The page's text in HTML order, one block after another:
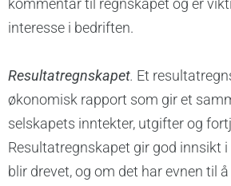
kommentar til regnskapet og er
interesse i bedriften.
Resultatregnskapet. Et
økonomisk rapport som gir et
selskapets inntekter, utgifter og
Resultatregnskapet gir god innsikt
blir drevet, og om det har evnen til å